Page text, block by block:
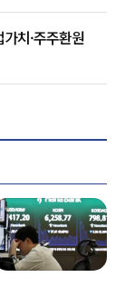
치·주주환원